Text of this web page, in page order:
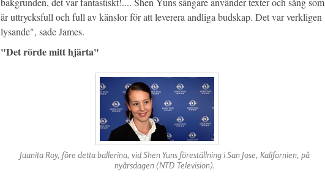
är uttrycksfull och full av känslor för att leverera andliga budskap. Det var verkligen
lysande", sade James.
"Det rörde mitt hjärta"
Juanita Roy, före detta ballerina, vid Shen Yuns föreställning i San Jose, Kalifornien, på
nyårsdagen (NTD Television).